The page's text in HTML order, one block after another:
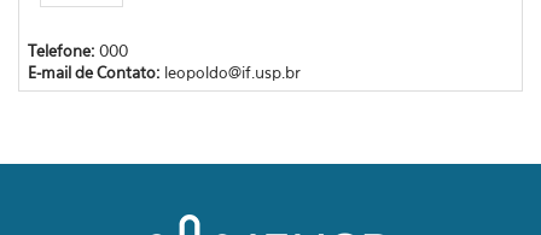
Telefone: 000
E-mail de Contato: leopoldo@if.usp.br